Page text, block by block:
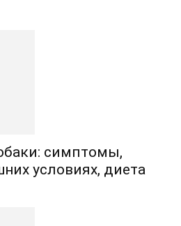
симптомы,
условиях, диета